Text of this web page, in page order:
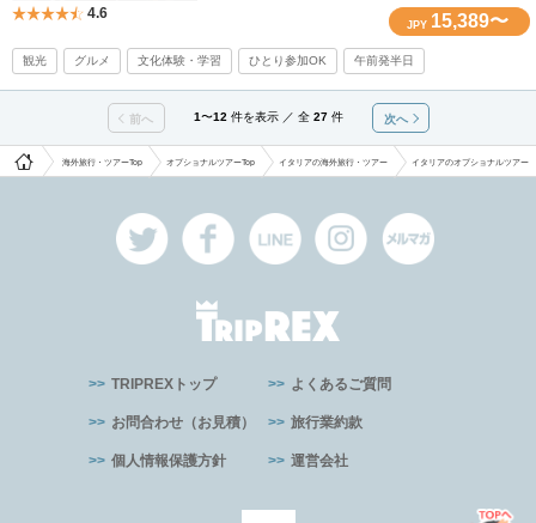
4.6
JPY 15,389〜
観光 グルメ 文化体験・学習 ひとり参加OK 午前発半日
前へ 1〜12 件を表示 ／ 全 27件 次へ
海外旅行・ツアーTop オプショナルツアーTop イタリアの海外旅行・ツアー イタリアのオプショナルツアー
TRIPREXトップ よくあるご質問
お問合わせ（お見積） 旅行業約款
個人情報保護方針 運営会社